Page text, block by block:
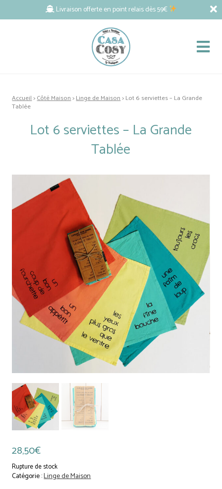
Livraison offerte en point relais dès 59€
Accueil>Côté Maison>Linge de Maison> Lot 6 serviettes – La Grande
Tablée
Lot 6 serviettes – La Grande
Tablée
28,50€
Rupture de stock
Catégorie :Linge de Maison